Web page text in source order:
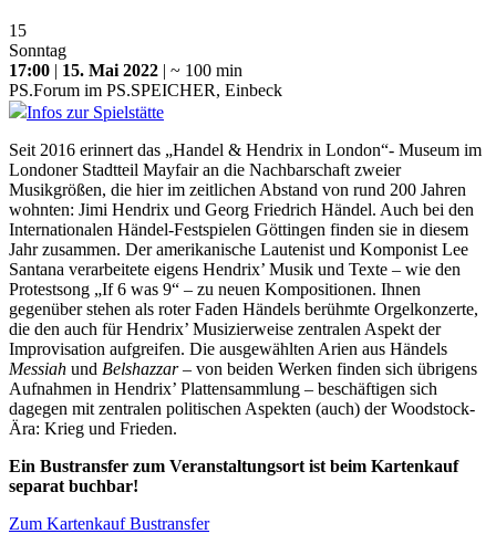
15
Sonntag
17:00 | 15. Mai 2022 | ~ 100 min
PS.Forum im PS.SPEICHER, Einbeck
Infos zur Spielstätte
Seit 2016 erinnert das „Handel & Hendrix in London“- Museum im
Londoner Stadtteil Mayfair an die Nachbarschaft zweier
Musikgrößen, die hier im zeitlichen Abstand von rund 200 Jahren
wohnten: Jimi Hendrix und Georg Friedrich Händel. Auch bei den
Internationalen Händel-Festspielen Göttingen finden sie in diesem
Jahr zusammen. Der amerikanische Lautenist und Komponist Lee
Santana verarbeitete eigens Hendrix’ Musik und Texte – wie den
Protestsong „If 6 was 9“ – zu neuen Kompositionen. Ihnen
gegenüber stehen als roter Faden Händels berühmte Orgelkonzerte,
die den auch für Hendrix’ Musizierweise zentralen Aspekt der
Improvisation aufgreifen. Die ausgewählten Arien aus Händels
Messiah und Belshazzar– von beiden Werken finden sich übrigens
Aufnahmen in Hendrix’ Plattensammlung – beschäftigen sich
dagegen mit zentralen politischen Aspekten (auch) der Woodstock-
Ära: Krieg und Frieden.
Ein Bustransfer zum Veranstaltungsort ist beim Kartenkauf
separat buchbar!
Zum Kartenkauf Bustransfer